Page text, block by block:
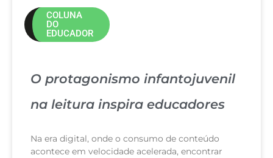
COLUNA
DO
EDUCADOR
O protagonismo infantojuvenil
na leitura inspira educadores
Na era digital, onde o consumo de conteúdo
acontece em velocidade acelerada, encontrar